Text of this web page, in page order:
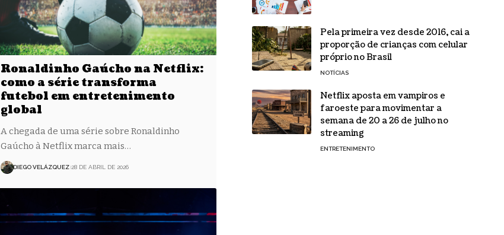
Ronaldinho Gaúcho na Netflix:
como a série transforma
futebol em entretenimento
global
A chegada de uma série sobre Ronaldinho
Gaúcho à Netflix marca mais…
DIEGO VELÁZQUEZ 28 DE ABRIL DE 2026
Pela primeira vez desde 2016, cai a
proporção de crianças com celular
próprio no Brasil
NOTÍCIAS
Netflix aposta em vampiros e
faroeste para movimentar a
semana de 20 a 26 de julho no
streaming
ENTRETENIMENTO